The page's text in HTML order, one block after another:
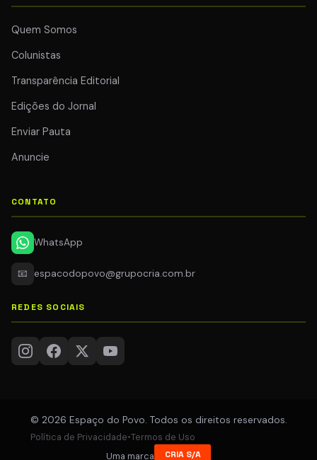
Quem Somos
Colunistas
Transparência Editorial
Edições do Jornal
Enviar Pauta
Anuncie
CONTATO
WhatsApp
📧 espacodopovo@grupocria.com.br
REDES SOCIAIS
© 2026 Espaço do Povo. Todos os direitos reservados.
Política de Privacidade•Termos de Uso
Uma marca
CRIA S/A